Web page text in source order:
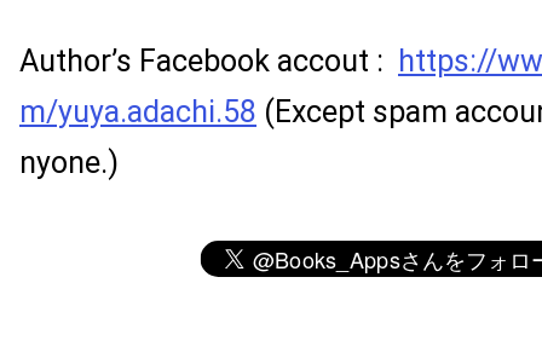
Author’s Facebook accout : https://
m/yuya.adachi.58 (Except spam
nyone.)